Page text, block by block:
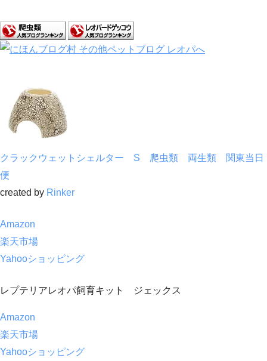
クラックウェットシェルター S 爬虫類 両生類 関東当日
便
created by Rinker
Amazon
楽天市場
Yahooショッピング
レプテリアレオパ飼育キット ジェックス
Amazon
楽天市場
Yahooショッピング